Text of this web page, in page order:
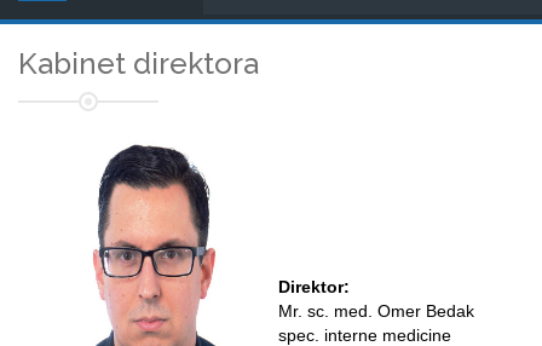
Kabinet direktora
Direktor:
Mr. sc. med. Omer Bedak
spec. interne medicine